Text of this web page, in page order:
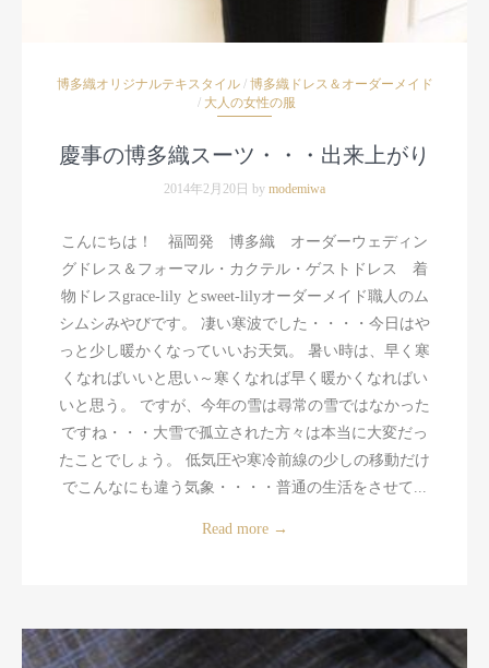
博多織オリジナルテキスタイル/ 博多織ドレス＆オーダーメイド
/ 大人の女性の服
慶事の博多織スーツ・・・出来上がり
2014年2月20日 by modemiwa
こんにちは！ 福岡発 博多織 オーダーウェディン
グドレス＆フォーマル・カクテル・ゲストドレス 着
物ドレスgrace-lily とsweet-lilyオーダーメイド職人のム
シムシみやびです。 凄い寒波でした・・・・今日はや
っと少し暖かくなっていいお天気。 暑い時は、早く寒
くなればいいと思い～寒くなれば早く暖かくなればい
いと思う。 ですが、今年の雪は尋常の雪ではなかった
ですね・・・大雪で孤立された方々は本当に大変だっ
たことでしょう。 低気圧や寒冷前線の少しの移動だけ
でこんなにも違う気象・・・・普通の生活をさせて...
Read more →